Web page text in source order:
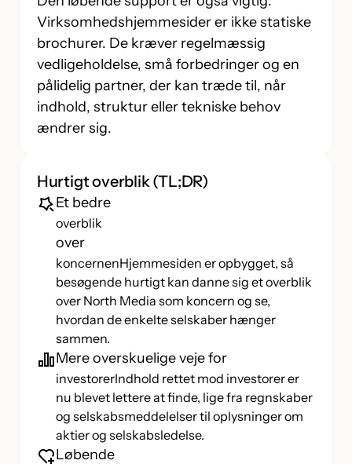
Virksomhedshjemmesider er ikke statiske
brochurer. De kræver regelmæssig
vedligeholdelse, små forbedringer og en
pålidelig partner, der kan træde til, når
indhold, struktur eller tekniske behov
ændrer sig.
Hurtigt overblik (TL;DR)
Et bedre
overblik
over
koncernenHjemmesiden er opbygget, så
besøgende hurtigt kan danne sig et overblik
over North Media som koncern og se,
hvordan de enkelte selskaber hænger
sammen.
Mere overskuelige veje for
investorerIndhold rettet mod investorer er
nu blevet lettere at finde, lige fra regnskaber
og selskabsmeddelelser til oplysninger om
aktier og selskabsledelse.
Løbende